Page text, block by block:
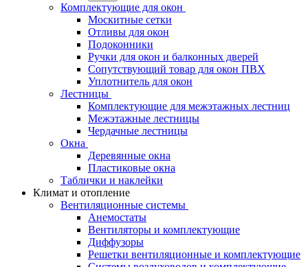
Комплектующие для окон
Москитные сетки
Отливы для окон
Подоконники
Ручки для окон и балконных дверей
Сопутствующий товар для окон ПВХ
Уплотнитель для окон
Лестницы
Комплектующие для межэтажных лестниц
Межэтажные лестницы
Чердачные лестницы
Окна
Деревянные окна
Пластиковые окна
Таблички и наклейки
Климат и отопление
Вентиляционные системы
Анемостаты
Вентиляторы и комплектующие
Диффузоры
Решетки вентиляционные и комплектующие